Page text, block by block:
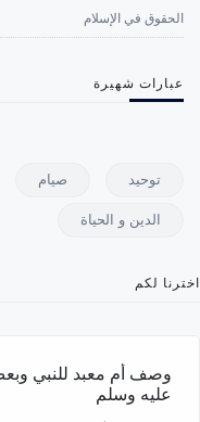
الحقوق في الإسلام
عبارات شهيرة
توحيد صيام
الدين و الحياة
اخترنا لكم
وصف أم معبد للنبي
عليه وسلم